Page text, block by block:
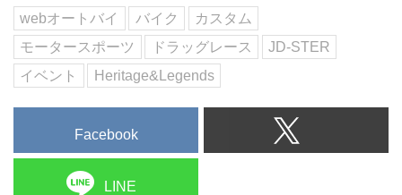
グ度合い、そして排気量の...
webオートバイ バイク
カスタム
モータースポーツ
ドラッグレース
JD-STER
イベント
Heritage&Legends
Facebook
LINE